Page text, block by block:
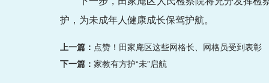
护，为未成年人健康成长保驾护航。
上一篇： 点赞！田家庵区这些网格长、网格员受到表彰
下一篇： 家教有方护“未”启航